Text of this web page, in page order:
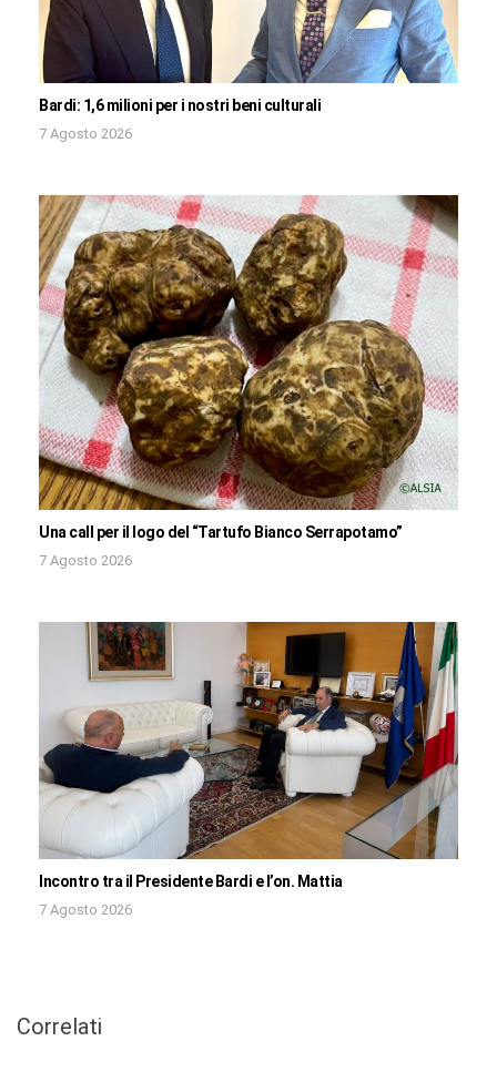
Bardi: 1,6 milioni per i nostri beni culturali
7 Agosto 2026
Una call per il logo del “Tartufo Bianco Serrapotamo”
7 Agosto 2026
Incontro tra il Presidente Bardi e l’on. Mattia
7 Agosto 2026
Correlati